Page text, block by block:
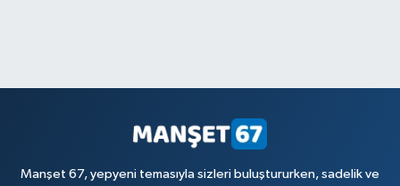
Manşet 67, yepyeni temasıyla sizleri buluştururken, sadelik ve